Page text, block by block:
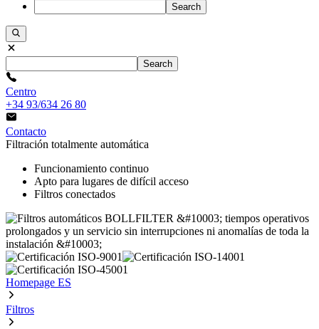
Search
Search
Centro
+34 93/634 26 80
Contacto
Filtración totalmente automática
Funcionamiento continuo
Apto para lugares de difícil acceso
Filtros conectados
Homepage ES
Filtros